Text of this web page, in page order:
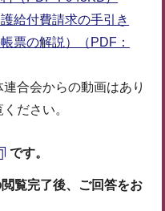
給付費請求の手引き
票の解説）（PDF：
合会からの動画はあり
ださい。
です。
覧完了後、ご回答をお